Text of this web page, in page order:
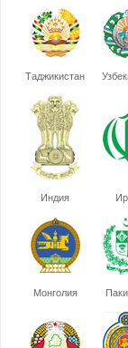
Таджикистан
Индия
Монголия